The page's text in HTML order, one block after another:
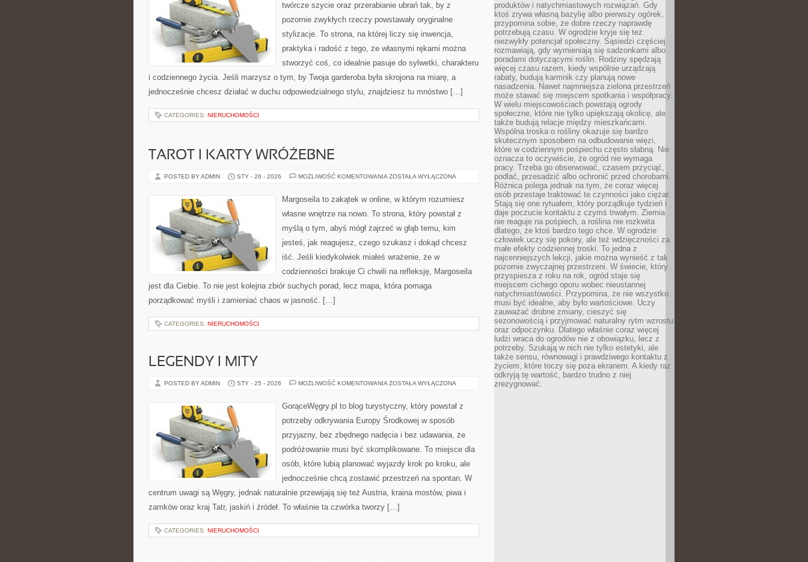
twórcze szycie oraz przerabianie ubrań tak, by z
pozornie zwykłych rzeczy powstawały oryginalne
stylizacje. To strona, na której liczy się inwencja,
praktyka i radość z tego, że własnymi rękami można
stworzyć coś, co idealnie pasuje do sylwetki, charakteru
i codziennego życia. Jeśli marzysz o tym, by Twoja garderoba była skrojona na miarę, a
jednocześnie chcesz działać w duchu odpowiedzialnego stylu, znajdziesz tu mnóstwo […]
CATEGORIES: NIERUCHOMOŚCI
TAROT I KARTY WRÓŻEBNE
POSTED BY ADMIN STY - 26 - 2026 MOŻLIWOŚĆ KOMENTOWANIA TAROT
WRÓŻEBNE
ZOSTAŁA WYŁĄCZONA
Margoseila to zakątek w online, w którym rozumiesz
własne wnętrze na nowo. To strona, który powstał z
myślą o tym, abyś mógł zajrzeć w głąb temu, kim
jesteś, jak reagujesz, czego szukasz i dokąd chcesz
iść. Jeśli kiedykolwiek miałeś wrażenie, że w
codzienności brakuje Ci chwili na refleksję, Margoseila
jest dla Ciebie. To nie jest kolejna zbiór suchych porad, lecz mapa, która pomaga
porządkować myśli i zamieniać chaos w jasność. […]
CATEGORIES: NIERUCHOMOŚCI
LEGENDY I MITY
POSTED BY ADMIN STY - 25 - 2026 MOŻLIWOŚĆ KOMENTOWANIA LEGENDY
ZOSTAŁA WYŁĄCZONA
GorąceWęgry.pl to blog turystyczny, który powstał z
potrzeby odkrywania Europy Środkowej w sposób
przyjazny, bez zbędnego nadęcia i bez udawania, że
podróżowanie musi być skomplikowane. To miejsce dla
osób, które lubią planować wyjazdy krok po kroku, ale
jednocześnie chcą zostawić przestrzeń na spontan. W
centrum uwagi są Węgry, jednak naturalnie przewijają się też Austria, kraina mostów, piwa i
zamków oraz kraj Tatr, jaskiń i źródeł. To właśnie ta czwórka tworzy […]
CATEGORIES: NIERUCHOMOŚCI
produktów i natychmiastowych rozwiązań. Gdy
ktoś zrywa własną bazylię albo pierwszy ogórek,
przypomina sobie, że dobre rzeczy naprawdę
potrzebują czasu. W ogrodzie kryje się też
niezwykły potencjał społeczny. Sąsiedzi częściej
rozmawiają, gdy wymieniają się sadzonkami albo
poradami dotyczącymi roślin. Rodziny spędzają
więcej czasu razem, kiedy wspólnie urządzają
rabaty, budują karmnik czy planują nowe
nasadzenia. Nawet najmniejsza zielona przestrzeń
może stawać się miejscem spotkania i współpracy.
W wielu miejscowościach powstają ogrody
społeczne, które nie tylko upiększają okolicę, ale
także budują relacje między mieszkańcami.
Wspólna troska o rośliny okazuje się bardzo
skutecznym sposobem na odbudowanie więzi,
które w codziennym pośpiechu często słabną. Nie
oznacza to oczywiście, że ogród nie wymaga
pracy. Trzeba go obserwować, czasem przyciąć,
podlać, przesadzić albo ochronić przed chorobami.
Różnica polega jednak na tym, że coraz więcej
osób przestaje traktować te czynności jako ciężar.
Stają się one rytuałem, który porządkuje tydzień i
daje poczucie kontaktu z czymś trwałym. Ziemia
nie reaguje na pośpiech, a roślina nie rozkwita
dlatego, że ktoś bardzo tego chce. W ogrodzie
człowiek uczy się pokory, ale też wdzięczności za
małe efekty codziennej troski. To jedna z
najcenniejszych lekcji, jakie można wynieść z tak
pozornie zwyczajnej przestrzeni. W świecie, który
przyspiesza z roku na rok, ogród staje się
miejscem cichego oporu wobec nieustannej
natychmiastowości. Przypomina, że nie wszystko
musi być idealne, aby było wartościowe. Uczy
zauważać drobne zmiany, cieszyć się
sezonowością i przyjmować naturalny rytm wzrostu
oraz odpoczynku. Dlatego właśnie coraz więcej
ludzi wraca do ogrodów nie z obowiązku, lecz z
potrzeby. Szukają w nich nie tylko estetyki, ale
także sensu, równowagi i prawdziwego kontaktu z
życiem, które toczy się poza ekranem. A kiedy raz
odkryją tę wartość, bardzo trudno z niej
zrezygnować.